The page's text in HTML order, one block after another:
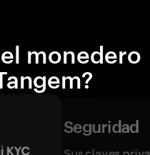
monedero
KYC
Seguridad